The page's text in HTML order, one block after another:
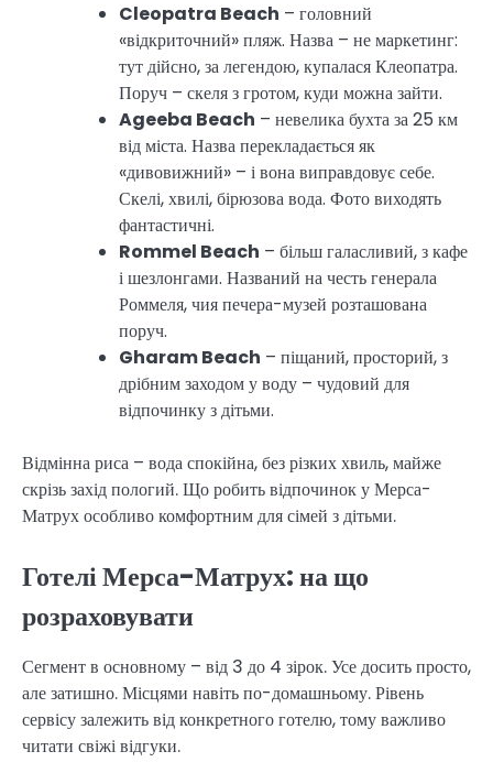
Cleopatra Beach – головний
«відкриточний» пляж. Назва – не маркетинг:
тут дійсно, за легендою, купалася Клеопатра.
Поруч – скеля з гротом, куди можна зайти.
Ageeba Beach – невелика бухта за 25 км
від міста. Назва перекладається як
«дивовижний» – і вона виправдовує себе.
Скелі, хвилі, бірюзова вода. Фото виходять
фантастичні.
Rommel Beach – більш галасливий, з кафе
і шезлонгами. Названий на честь генерала
Роммеля, чия печера-музей розташована
поруч.
Gharam Beach – піщаний, просторий, з
дрібним заходом у воду – чудовий для
відпочинку з дітьми.
Відмінна риса – вода спокійна, без різких хвиль, майже
скрізь захід пологий. Що робить відпочинок у Мерса-
Матрух особливо комфортним для сімей з дітьми.
Готелі Мерса-Матрух: на що
розраховувати
Сегмент в основному – від 3 до 4 зірок. Усе досить просто,
але затишно. Місцями навіть по-домашньому. Рівень
сервісу залежить від конкретного готелю, тому важливо
читати свіжі відгуки.